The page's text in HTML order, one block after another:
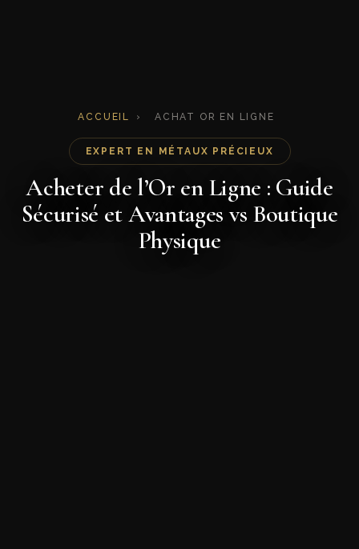
ACCUEIL › ACHAT OR EN LIGNE
EXPERT EN MÉTAUX PRÉCIEUX
Acheter de l’Or en Ligne : Guide
Sécurisé et Avantages vs Boutique
Physique